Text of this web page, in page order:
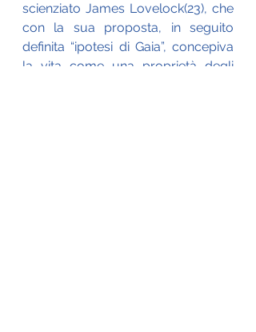
scienziato James Lovelock(23), che
con la sua proposta, in seguito
definita “ipotesi di Gaia”, concepiva
la vita come una proprietà degli